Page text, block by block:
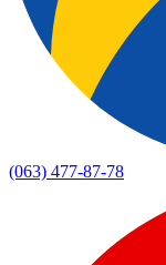
(063) 477-87-78